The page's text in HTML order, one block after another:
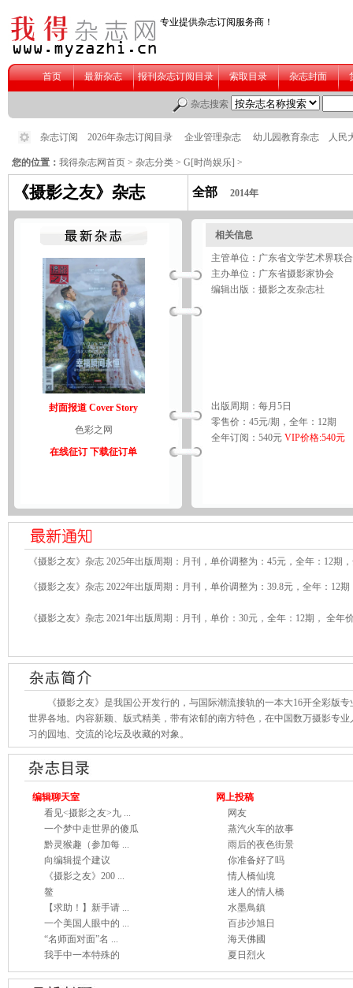
您的位置： 我得杂志网首页 > 杂志分类 > G[时尚娱乐] >
《摄影之友》杂志 全部 2014年
封面报道 Cover Story
色彩之网
在线征订 下载征订单
相关信息
主管单位：广东省文学艺术界联
主办单位：广东省摄影家协会
编辑出版：摄影之友杂志社
出版周期：每月5日
零售价：45元/期，全年：12期
全年订阅：540元 VIP价格:540元
《摄影之友》杂志 2025年出版周期：月刊，单价调整为：45元，全年：12期
《摄影之友》杂志 2022年出版周期：月刊，单价调整为：39.8元，全年：12
《摄影之友》杂志 2021年出版周期：月刊，单价：30元，全年：12期， 全年
《摄影之友》是我国公开发行的，与国际潮流接轨的一本大16开全彩版专
世界各地。内容新颖、版式精美，带有浓郁的南方特色，在中国数万摄影专
习的园地、交流的论坛及收藏的对象。
编辑聊天室
看见<摄影之友>九 ...
一个梦中走世界的傻瓜
黔灵猴趣（参加每 ...
向编辑提个建议
《摄影之友》200 ...
鳌
【求助！】新手请 ...
一个美国人眼中的 ...
“名师面对面”名 ...
我手中一本特殊的
网上投稿
网友
蒸汽火车的故事
雨后的夜色街景
你准备好了吗
情人橋仙境
迷人的情人橋
水墨鳥鎮
百步沙旭日
海天佛國
夏日烈火